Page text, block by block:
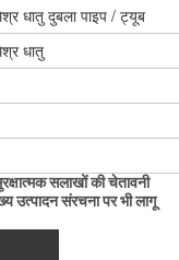
धातु दुबला पाइप / ट्यूब
धातु
सलाखों की चेतावनी
उत्पादन संरचना पर भी लागू